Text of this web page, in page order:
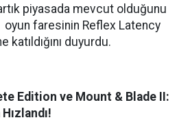
piyasada mevcut olduğunu
oyun faresinin Reflex Latency
duyurdu.
Edition ve Mount & Blade II: